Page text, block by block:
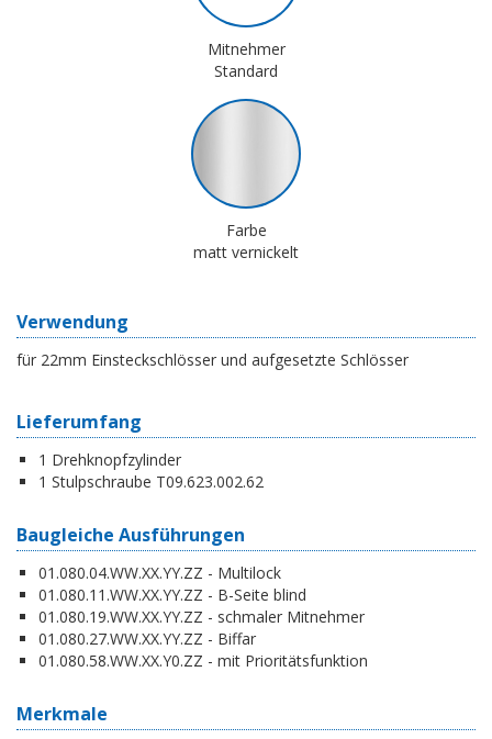
Mitnehmer
Standard
Farbe
matt vernickelt
Verwendung
für 22mm Einsteckschlösser und aufgesetzte Schlösser
Lieferumfang
1 Drehknopfzylinder
1 Stulpschraube T09.623.002.62
Baugleiche Ausführungen
01.080.04.WW.XX.YY.ZZ - Multilock
01.080.11.WW.XX.YY.ZZ - B-Seite blind
01.080.19.WW.XX.YY.ZZ - schmaler Mitnehmer
01.080.27.WW.XX.YY.ZZ - Biffar
01.080.58.WW.XX.Y0.ZZ - mit Prioritätsfunktion
Merkmale